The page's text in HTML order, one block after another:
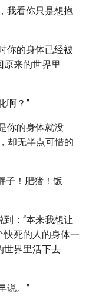
我看你只是想抱
你的身体已经被
原来的世界里
啊？”
你的身体就没
却无半点可惜的
子！肥猪！饭
：“本来我想让
快死的人的身体一
世界里活下去
说。”